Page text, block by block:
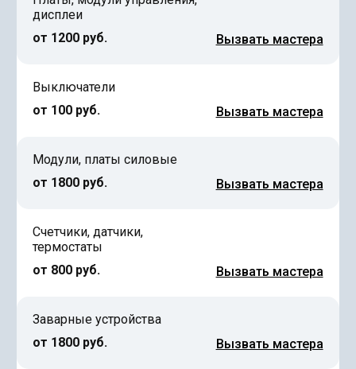
дисплеи
от 1200 руб.
Вызвать мастера
Выключатели
от 100 руб.
Вызвать мастера
Модули, платы силовые
от 1800 руб.
Вызвать мастера
Счетчики, датчики,
термостаты
от 800 руб.
Вызвать мастера
Заварные устройства
от 1800 руб.
Вызвать мастера